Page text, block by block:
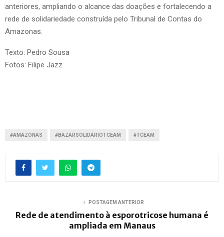
anteriores, ampliando o alcance das doações e fortalecendo a
rede de solidariedade construída pelo Tribunal de Contas do
Amazonas.
Texto: Pedro Sousa
Fotos: Filipe Jazz
#AMAZONAS #BAZARSOLIDÁRIOTCEAM #TCEAM
POSTAGEM ANTERIOR
Rede de atendimento à esporotricose humana é
ampliada em Manaus